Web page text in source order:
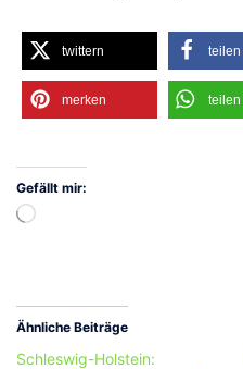
twittern teilen
merken teilen
Gefällt mir:
Wird
Ähnliche Beiträge
Schleswig-Holstein: